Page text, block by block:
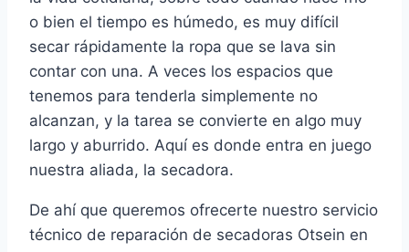
o bien el tiempo es húmedo, es muy difícil
secar rápidamente la ropa que se lava sin
contar con una. A veces los espacios que
tenemos para tenderla simplemente no
alcanzan, y la tarea se convierte en algo muy
largo y aburrido. Aquí es donde entra en juego
nuestra aliada, la secadora.
De ahí que queremos ofrecerte nuestro servicio
técnico de reparación de secadoras Otsein en